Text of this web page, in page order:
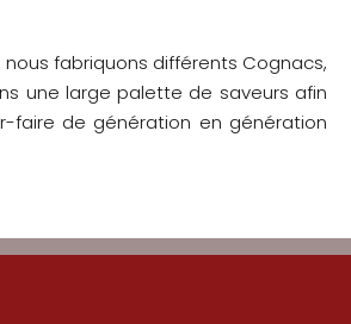
fabriquons différents Cognacs,
une large palette de saveurs afin
faire de génération en génération